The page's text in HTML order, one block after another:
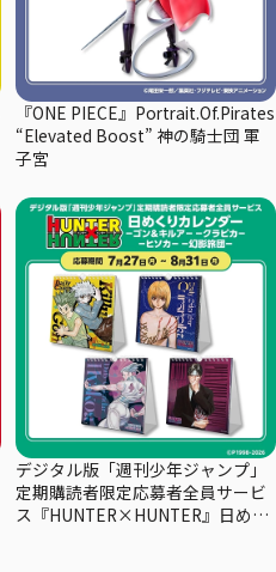
『ONE PIECE』Portrait.Of.Pirates
“Elevated Boost” 神の騎士団 軍
子宮
デジタル版「週刊少年ジャンプ」
定期購読者限定応募者全員サービ
ス『HUNTER×HUNTER』日めく